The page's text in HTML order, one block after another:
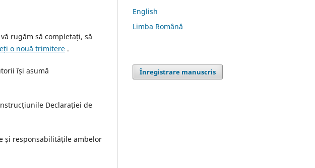
vă rugăm să completați, să
o nouă trimitere .
își asumă
Declarației de
și responsabilitățile ambelor
English
Limba Română
Înregistrare manuscris